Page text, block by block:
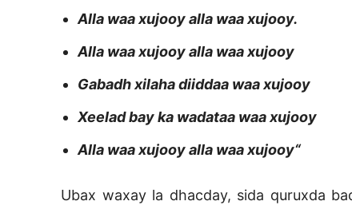
Alla waa xujooy alla waa xujooy.
Alla waa xujooy alla waa xujooy
Gabadh xilaha diiddaa waa xujooy
Xeelad bay ka wadataa waa xujooy
Alla waa xujooy alla waa xujooy“
Ubax waxay la dhacday, sida quruxda